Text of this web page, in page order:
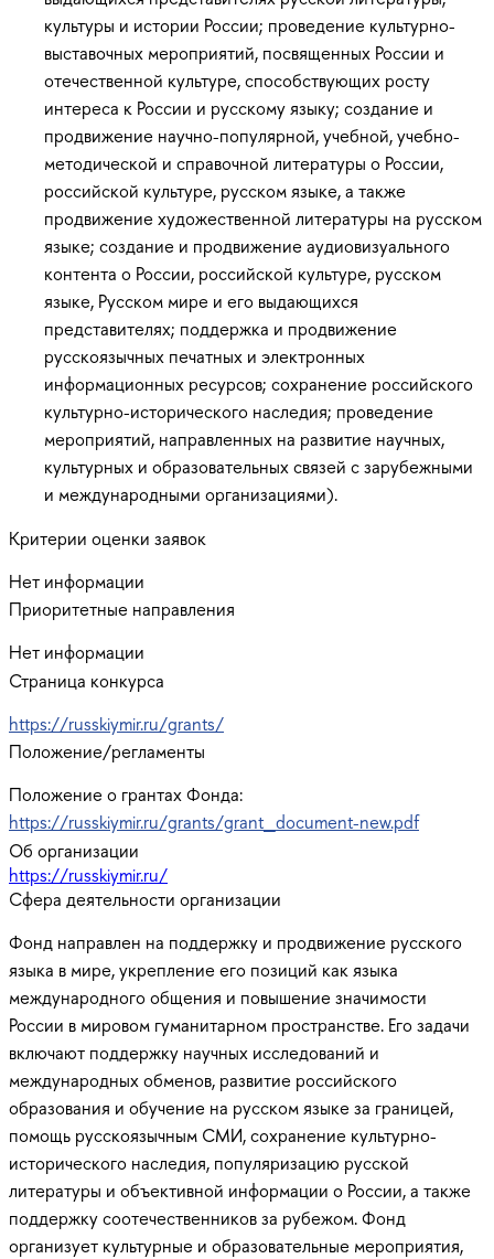
культуры и истории России; проведение культурно-
выставочных мероприятий, посвященных России и
отечественной культуре, способствующих росту
интереса к России и русскому языку; создание и
продвижение научно-популярной, учебной, учебно-
методической и справочной литературы о России,
российской культуре, русском языке, а также
продвижение художественной литературы на русском
языке; создание и продвижение аудиовизуального
контента о России, российской культуре, русском
языке, Русском мире и его выдающихся
представителях; поддержка и продвижение
русскоязычных печатных и электронных
информационных ресурсов; сохранение российского
культурно-исторического наследия; проведение
мероприятий, направленных на развитие научных,
культурных и образовательных связей с зарубежными
и международными организациями).
Критерии оценки заявок
Нет информации
Приоритетные направления
Нет информации
Страница конкурса
https://russkiymir.ru/grants/
Положение/регламенты
Положение о грантах Фонда:
https://russkiymir.ru/grants/grant_document-new.pdf
Об организации
https://russkiymir.ru/
Сфера деятельности организации
Фонд направлен на поддержку и продвижение русского
языка в мире, укрепление его позиций как языка
международного общения и повышение значимости
России в мировом гуманитарном пространстве. Его задачи
включают поддержку научных исследований и
международных обменов, развитие российского
образования и обучение на русском языке за границей,
помощь русскоязычным СМИ, сохранение культурно-
исторического наследия, популяризацию русской
литературы и объективной информации о России, а также
поддержку соотечественников за рубежом. Фонд
организует культурные и образовательные мероприятия,